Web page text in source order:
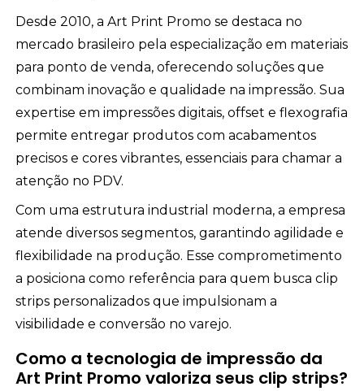
Desde 2010, a Art Print Promo se destaca no
mercado brasileiro pela especialização em materiais
para ponto de venda, oferecendo soluções que
combinam inovação e qualidade na impressão. Sua
expertise em impressões digitais, offset e flexografia
permite entregar produtos com acabamentos
precisos e cores vibrantes, essenciais para chamar a
atenção no PDV.
Com uma estrutura industrial moderna, a empresa
atende diversos segmentos, garantindo agilidade e
flexibilidade na produção. Esse comprometimento
a posiciona como referência para quem busca clip
strips personalizados que impulsionam a
visibilidade e conversão no varejo.
Como a tecnologia de impressão da
Art Print Promo valoriza seus clip strips?